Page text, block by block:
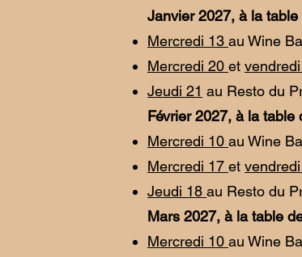
Janvier 2027, à la table
Mercredi 13 au Wine
Mercredi 20 et
Jeudi 21 au Resto du
Février 2027, à la table
Mercredi 10 au Wine
Mercredi 17 et
Jeudi 18 au Resto du
Mars 2027, à la table
Mercredi 10 au Wine